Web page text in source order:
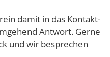
damit in das Kon­takt­
Ant­wort. Ger­ne
und wir bespre­chen